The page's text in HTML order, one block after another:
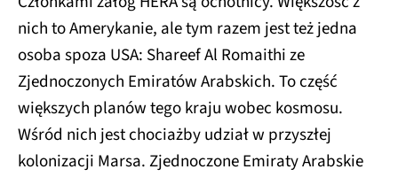
nich to Amerykanie, ale tym razem jest też jedna
osoba spoza USA: Shareef Al Romaithi ze
Zjednoczonych Emiratów Arabskich. To część
większych planów tego kraju wobec kosmosu.
Wśród nich jest chociażby udział w przyszłej
kolonizacji Marsa. Zjednoczone Emiraty Arabskie